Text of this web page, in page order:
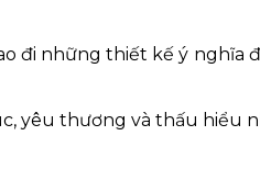
đi những thiết kế ý nghĩa
yêu thương và thấu hiểu